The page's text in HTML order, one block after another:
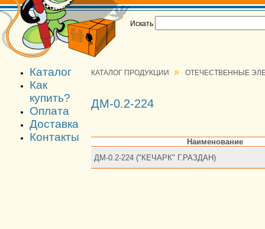
Искать
Каталог
Как
купить?
Оплата
Доставка
Контакты
КАТАЛОГ ПРОДУКЦИИ » ОТЕЧЕСТВЕННЫЕ
ДМ-0.2-224
Наименование
ДМ-0.2-224 ("КЕЧАРК" Г.РАЗДАН)